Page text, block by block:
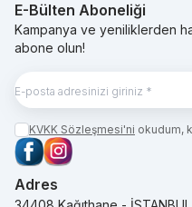
E-Bülten Aboneliği
Kampanya ve yeniliklerden
abone olun!
KVKK Sözleşmesi'ni okudum,
Facebook
Instagram
Adres